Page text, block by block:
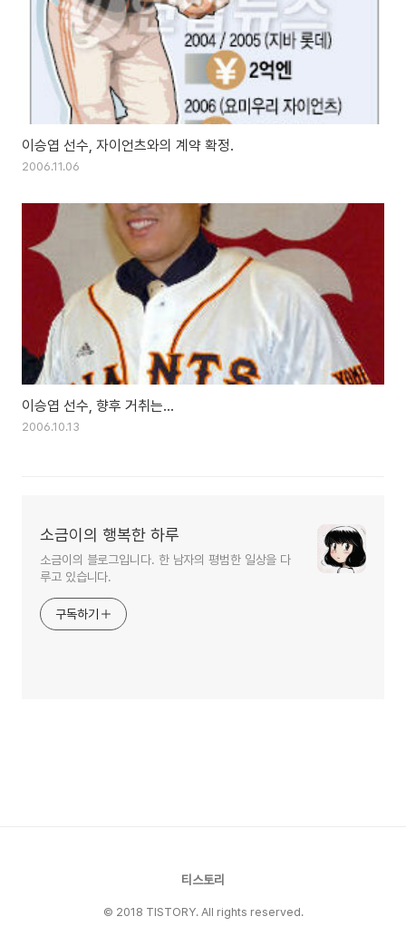
이승엽 선수, 자이언츠와의 계약 확정.
2006.11.06
이승엽 선수, 향후 거취는...
2006.10.13
소금이의 행복한 하루
소금이의 블로그입니다. 한 남자의 평범한 일상을 다
루고 있습니다.
구독하기
티스토리
© 2018 TISTORY. All rights reserved.